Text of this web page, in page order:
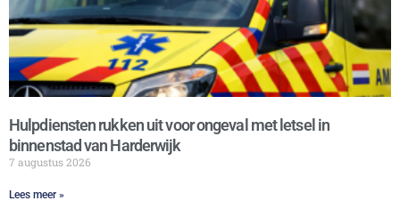
Hulpdiensten rukken uit voor ongeval met letsel in
binnenstad van Harderwijk
7 augustus 2026
Lees meer »